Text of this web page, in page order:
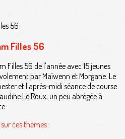
Filles 56
Filles 56 de l'année avec 15 jeunes
par Maïwenn et Morgane. Le
et l'après-midi séance de course
Le Roux, un peu abrégée à
ces thèmes :